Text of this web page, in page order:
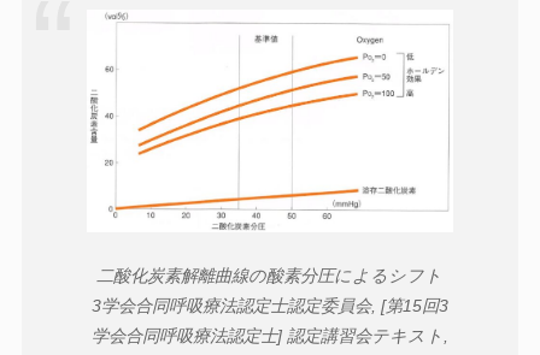
二酸化炭素解離曲線の酸素分圧によるシフト
3学会合同呼吸療法認定士認定委員会, [第15回3
学会合同呼吸療法認定士] 認定講習会テキスト,